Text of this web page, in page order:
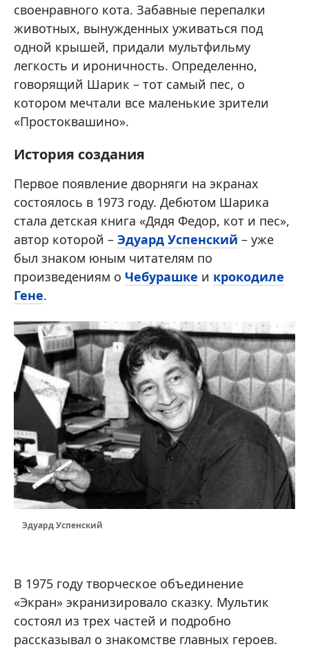
своенравного кота. Забавные перепалки
животных, вынужденных уживаться под
одной крышей, придали мультфильму
легкость и ироничность. Определенно,
говорящий Шарик – тот самый пес, о
котором мечтали все маленькие зрители
«Простоквашино».
История создания
Первое появление дворняги на экранах
состоялось в 1973 году. Дебютом Шарика
стала детская книга «Дядя Федор, кот и пес»,
автор которой – Эдуард Успенский – уже
был знаком юным читателям по
произведениям о Чебурашке и крокодиле
Гене.
Эдуард Успенский
В 1975 году творческое объединение
«Экран» экранизировало сказку. Мультик
состоял из трех частей и подробно
рассказывал о знакомстве главных героев.